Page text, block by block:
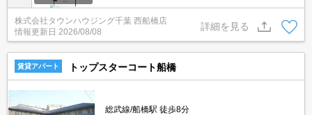
株式会社タウンハウジング千葉 西船橋店
情報更新日 2026/08/08
詳細を見る
賃貸アパート トップスターコート船橋
総武線/船橋駅 徒歩8分